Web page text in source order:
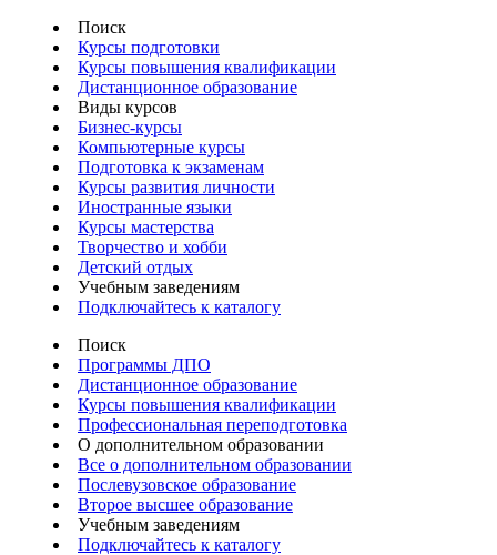
Поиск
Курсы подготовки
Курсы повышения квалификации
Дистанционное образование
Виды курсов
Бизнес-курсы
Компьютерные курсы
Подготовка к экзаменам
Курсы развития личности
Иностранные языки
Курсы мастерства
Творчество и хобби
Детский отдых
Учебным заведениям
Подключайтесь к каталогу
Поиск
Программы ДПО
Дистанционное образование
Курсы повышения квалификации
Профессиональная переподготовка
О дополнительном образовании
Все о дополнительном образовании
Послевузовское образование
Второе высшее образование
Учебным заведениям
Подключайтесь к каталогу